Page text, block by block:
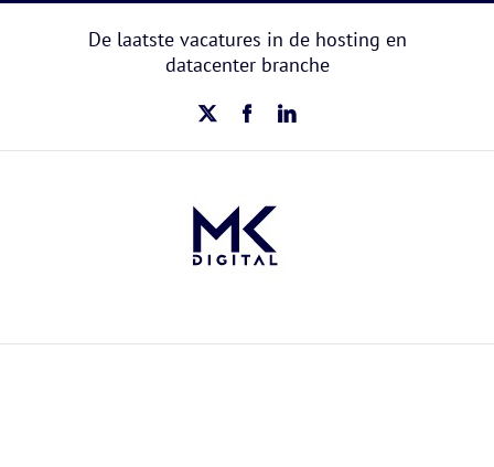
De laatste vacatures in de hosting en
datacenter branche
X FacebookLinkedIn